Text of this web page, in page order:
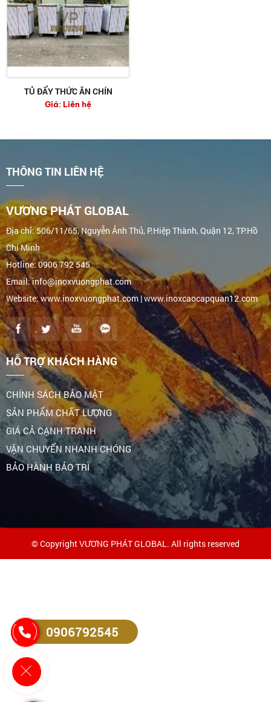
TỦ ĐẨY THỨC ĂN CHÍN
Giá:Liên hệ
THÔNG TIN LIÊN HỆ
VƯƠNG PHÁT GLOBAL
Địa chỉ: 506/11/65, Nguyễn Ảnh Thủ, P.Hiệp Thành, Quận 12, TP.Hồ
Chí Minh
Hotline: 0906 792 545
Email: info@inoxvuongphat.com
Website: www.inoxvuongphat.com | www.inoxcaocapquan12.com
HỖ TRỢ KHÁCH HÀNG
CHÍNH SÁCH BẢO MẬT
SẢN PHẨM CHẤT LƯỢNG
GIÁ CẢ CẠNH TRANH
VẬN CHUYỂN NHANH CHÓNG
BẢO HÀNH BẢO TRÌ
© Copyright VƯƠNG PHÁT GLOBAL. All rights reserved
0906792545